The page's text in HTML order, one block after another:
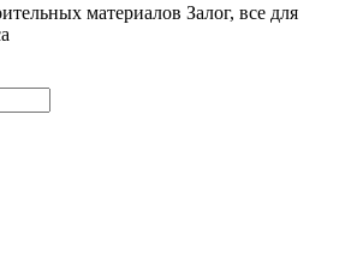
материалов Залог, все для